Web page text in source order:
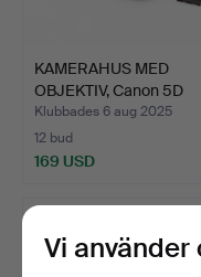
KAMERAHUS MED
OBJEKTIV, Canon 5D
"Classic"…
Klubbades 6 aug 2025
12 bud
169 USD
Vi använder